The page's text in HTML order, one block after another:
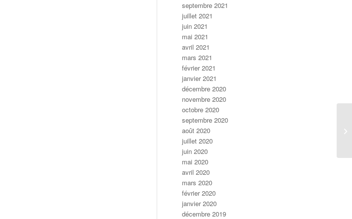
septembre 2021
juillet 2021
juin 2021
mai 2021
avril 2021
mars 2021
février 2021
janvier 2021
décembre 2020
novembre 2020
octobre 2020
septembre 2020
août 2020
juillet 2020
juin 2020
mai 2020
avril 2020
mars 2020
février 2020
janvier 2020
décembre 2019